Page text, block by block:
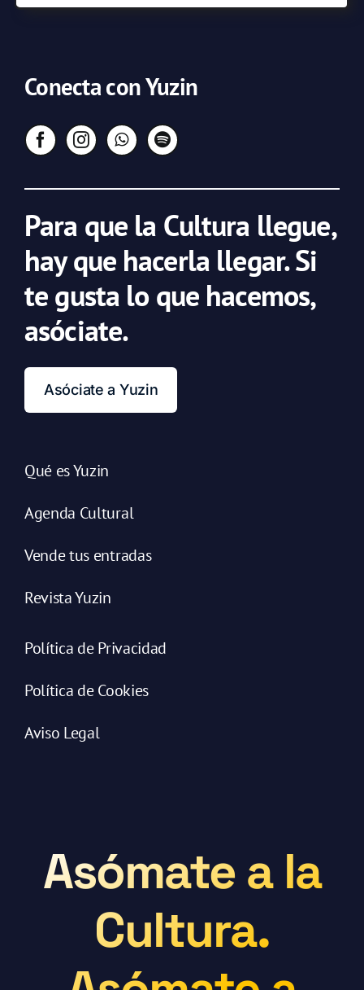
Conecta con Yuzin
Para que la Cultura llegue,
hay que hacerla llegar. Si
te gusta lo que hacemos,
asóciate.
Asóciate a Yuzin
Qué es Yuzin
Agenda Cultural
Vende tus entradas
Revista Yuzin
Política de Privacidad
Política de Cookies
Aviso Legal
Asómate a la
Cultura.